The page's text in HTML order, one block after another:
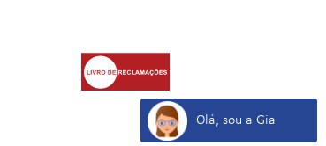
Olá, sou a Gia